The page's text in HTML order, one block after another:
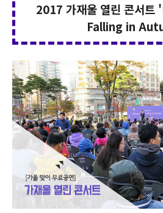
2017 가재울 열린 콘서
Falling in